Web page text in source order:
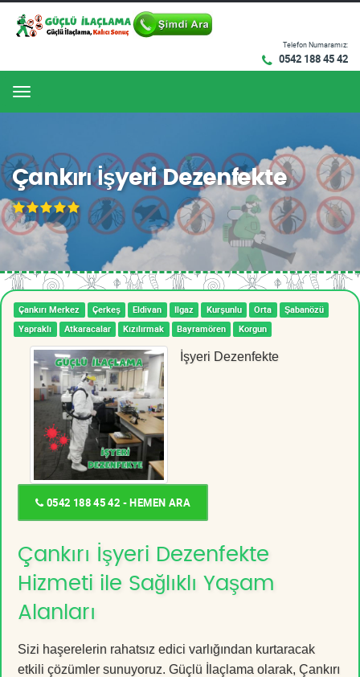
Telefon Numaramız:
0542 188 45 42
Menu
Çankırı İşyeri Dezenfekte
Çankırı Merkez Çerkeş Eldivan Ilgaz Kurşunlu Orta
Şabanözü
Yapraklı
Atkaracalar Kızılırmak Bayramören Korgun
İşyeri Dezenfekte
0542 188 45 42 - HEMEN ARA
Çankırı İşyeri Dezenfekte
Hizmeti ile Sağlıklı Yaşam
Alanları
Sizi haşerelerin rahatsız edici varlığından kurtaracak
etkili çözümler sunuyoruz. Güçlü İlaçlama olarak, Çankırı